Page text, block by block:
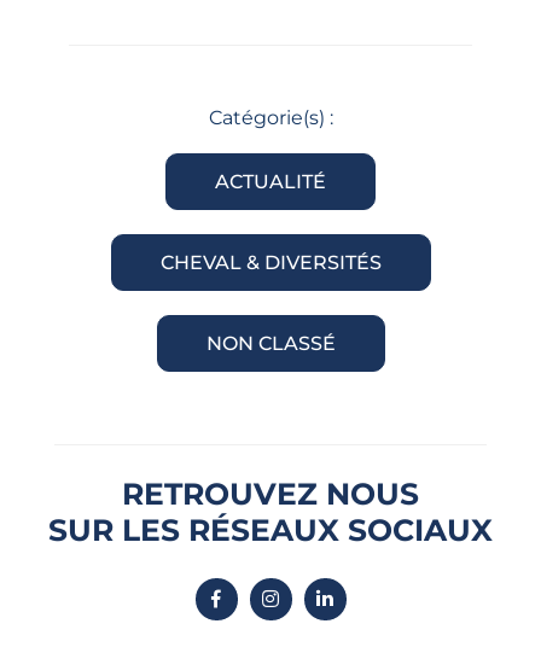
Catégorie(s) :
ACTUALITÉ
CHEVAL & DIVERSITÉS
NON CLASSÉ
RETROUVEZ NOUS
SUR LES RÉSEAUX SOCIAUX